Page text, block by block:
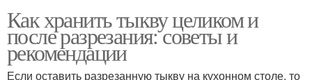
Как хранить тыкву целиком и
после разрезания: советы и
рекомендации
Если оставить разрезанную тыкву на кухонном столе, то